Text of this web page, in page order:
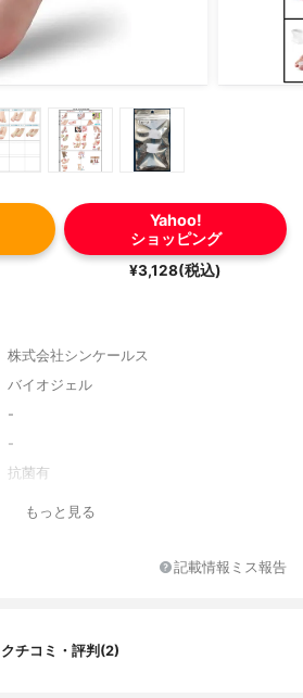
Yahoo!
ショッピング
¥3,128(税込)
株式会社シンケールス
バイオジェル
-
-
抗菌有
もっと見る
記載情報ミス報告
クチコミ・評判(2)